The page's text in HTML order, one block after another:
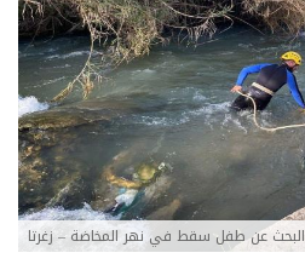
البحث عن طفل سقط في نهر المخاضة – زغرتا